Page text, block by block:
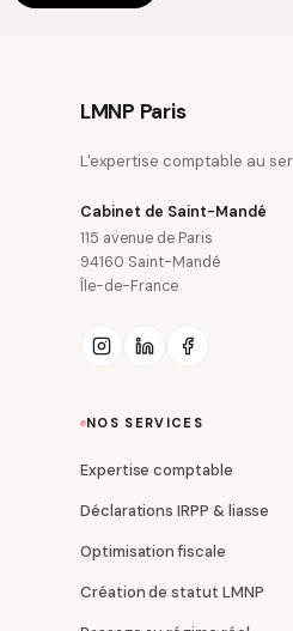
LMNP Paris
L'expertise comptable au
Cabinet de Saint-Mandé
115 avenue de Paris
94160 Saint-Mandé
Île-de-France
NOS SERVICES
Expertise comptable
Déclarations IRPP & liasse
Optimisation fiscale
Création de statut LMNP